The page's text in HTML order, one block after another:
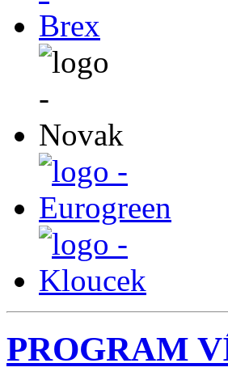
PROGRAM